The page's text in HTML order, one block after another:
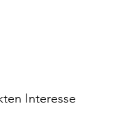
Interesse